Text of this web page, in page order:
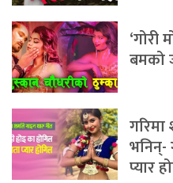
‘गोरी
बमको
भनिन्-
प्यार